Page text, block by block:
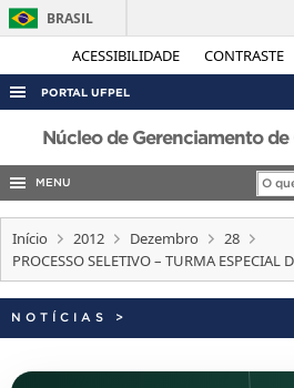
ACESSIBILIDADE CONTRASTE
BRASIL
PORTAL UFPEL
ACESSO À INFORMAÇÃO
AUDITORIA
CONCURSOS
EDITAIS
INTERNACIONAL
Núcleo de Gerenciamento
MENU
Início 2012 Dezembro
28
PROCESSO SELETIVO – TURMA ESPECIAL
NOTÍCIAS >